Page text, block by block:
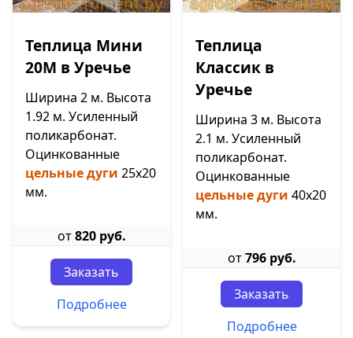
Теплица Мини
20М в Уречье
Ширина 2 м. Высота
1.92 м. Усиленный
поликарбонат.
Оцинкованные
цельные дуги 25х20
мм.
от820 руб.
Заказать
Подробнее
Теплица
Классик в
Уречье
Ширина 3 м. Высота
2.1 м. Усиленный
поликарбонат.
Оцинкованные
цельные дуги 40х20
мм.
от796 руб.
Заказать
Подробнее